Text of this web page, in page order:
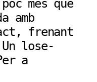
més que
amb
frenant
lose-
a